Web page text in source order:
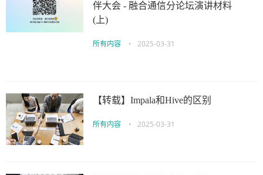
伴大会 - 融合通信分论坛演讲材料
(上)
所有内容 • 2025-03-31
【转载】Impala和Hive的区别
所有内容 • 2025-03-31